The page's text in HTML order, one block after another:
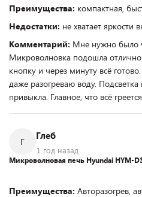
Преимущества: компактная,
Недостатки: не хватает яркости
Комментарий: Мне нужно было
Микроволновка подошла
кнопку и через минуту всё
даже разогреваю воду.
привыкла. Главное, что всё
Г
Глеб
1 год назад
Микроволновая печь Hyundai HYM-
Преимущества: Авторазогрев,